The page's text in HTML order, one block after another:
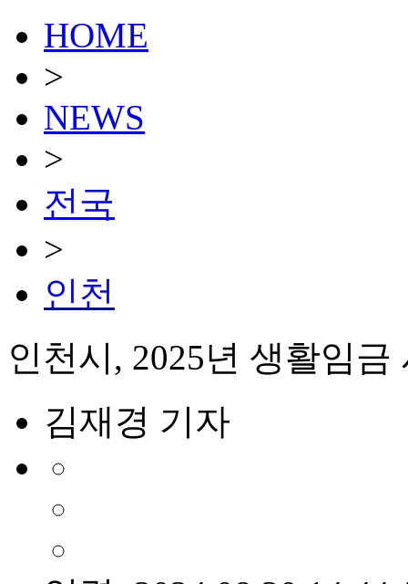
HOME
>
NEWS
>
전국
>
인천
인천시, 2025년 생활임금
김재경 기자